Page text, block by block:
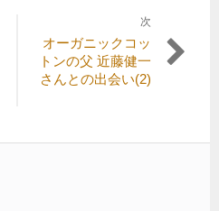
次
記
オーガニックコッ
トンの父 近藤健一
さんとの出会い(2)